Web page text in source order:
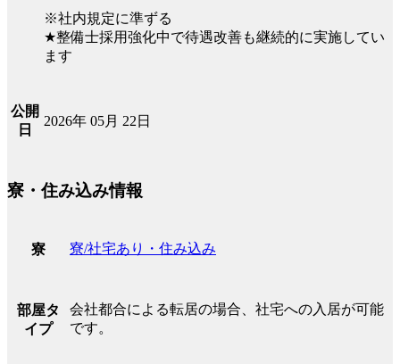
※社内規定に準ずる
★整備士採用強化中で待遇改善も継続的に実施してい
ます
公開
日
2026年 05月 22日
寮・住み込み情報
寮 寮/社宅あり・住み込み
部屋タ
イプ
会社都合による転居の場合、社宅への入居が可能
です。